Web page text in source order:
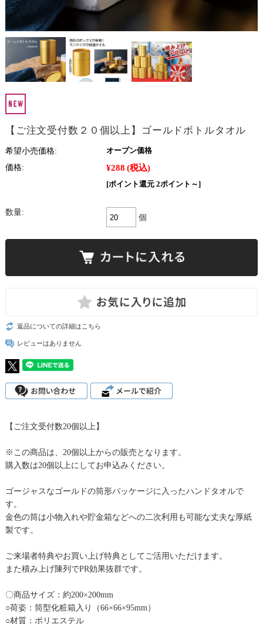
【ご注文受付数２０個以上】ゴールドボトルタオル
希望小売価格: オープン価格
価格: ¥288 (税込)
[ポイント還元 2ポイント～]
数量:
個
返品についての詳細はこちら
レビューはありません
【ご注文受付数20個以上】
※この商品は、20個以上からの販売となります。
購入数は20個以上にしてお申込みください。
ゴージャスなゴールドの筒形パッケージに入ったハンドタオルで
す。
金色の筒は小物入れや貯金箱などへの二次利用も可能な丈夫な厚紙
製です。
ご来場者特典やお買い上げ特典としてご活用いただけます。
また積み上げ陳列でPR効果抜群です。
〇商品サイズ：約200×200mm
○荷姿：筒型化粧箱入り（66×66×95mm）
○材質：ポリエステル